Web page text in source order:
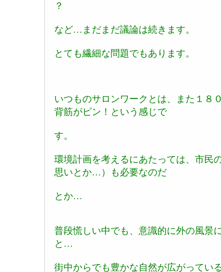
？
など…まだまだ議論は続きます。
とても繊細な問題でもあります。
いつものサロンワークとは、また１８
背筋がピン！という感じで
す。
環境計画を考えるにあたっては、市民
思いとか…）も必要なのだ
とか…
普段慌しい中でも、意識的に外の風景
と…
街中からでも豊かな自然が広がってい